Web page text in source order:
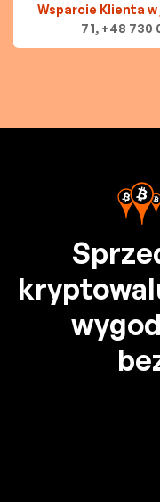
Wsparcie Klienta
71, +48 730